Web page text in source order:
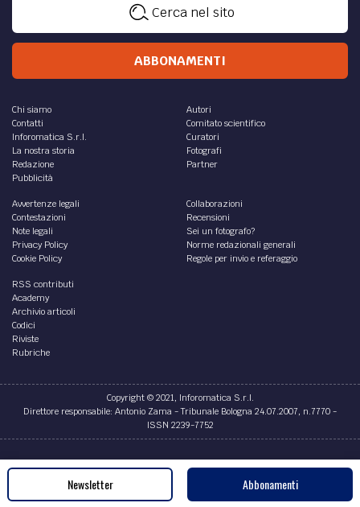
Cerca nel sito
ABBONAMENTI
Chi siamo
Contatti
Inforomatica S.r.l.
La nostra storia
Redazione
Pubblicità
Autori
Comitato scientifico
Curatori
Fotografi
Partner
Avvertenze legali
Contestazioni
Note legali
Privacy Policy
Cookie Policy
Collaborazioni
Recensioni
Sei un fotografo?
Norme redazionali generali
Regole per invio e referaggio
RSS contributi
Academy
Archivio articoli
Codici
Riviste
Rubriche
Copyright © 2021, Inforomatica S.r.l.
Direttore responsabile: Antonio Zama - Tribunale Bologna 24.07.2007, n.7770 -
ISSN 2239-7752
Credits
Newsletter Abbonamenti